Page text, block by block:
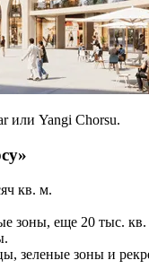
или Yangi Chorsu.
кв. м.
зоны, еще 20 тыс.
зеленые зоны и